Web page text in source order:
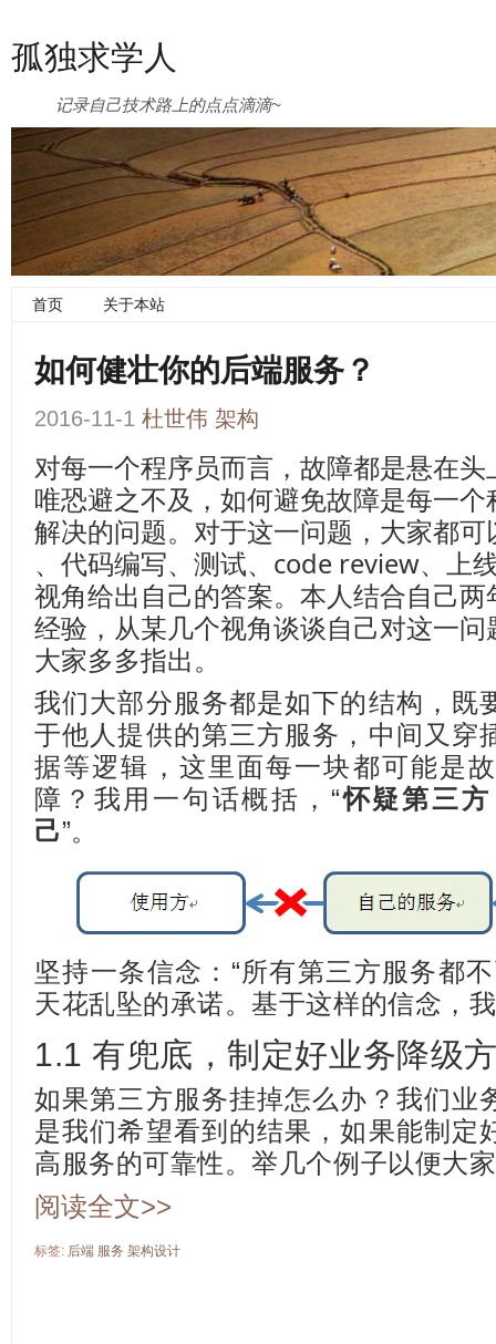
孤独求学人
记录自己技术路上的点点滴滴~
首页 关于本站
如何健壮你的后端服务？
2016-11-1 杜世伟 架构
对每一个程序员而言，故障都是悬在
唯恐避之不及，如何避免故障是每一
解决的问题。对于这一问题，大家都
、代码编写、测试、code review、上
视角给出自己的答案。本人结合自己
经验，从某几个视角谈谈自己对这一
大家多多指出。
我们大部分服务都是如下的结构，既
于他人提供的第三方服务，中间又穿
据等逻辑，这里面每一块都可能是
障？我用一句话概括，“怀疑第三
己”。
坚持一条信念：“所有第三方服务都
天花乱坠的承诺。基于这样的信念，
1.1 有兜底，制定好业务降级
如果第三方服务挂掉怎么办？我们业
是我们希望看到的结果，如果能制定
高服务的可靠性。举几个例子以便大
阅读全文>>
标签: 后端 服务 架构设计